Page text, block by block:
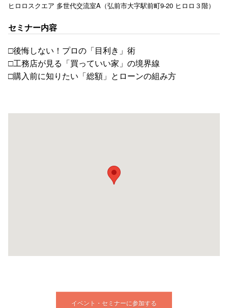
ヒロロスクエア 多世代交流室A（弘前市大字駅前町9-20 ヒロロ３階）
セミナー内容
□後悔しない！プロの「目利き」術
□工務店が見る「買っていい家」の境界線
□購入前に知りたい「総額」とローンの組み方
イベント・セミナーに参加する